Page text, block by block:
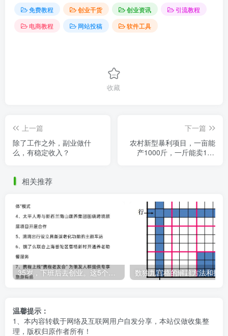
免费教程 创业干货 创业资讯
引流教程
电商教程
网站投稿 软件工具
收藏
上一篇
除了工作之外，副业做什
么，有稳定收入？
下一篇
农村新型暴利项目，一亩能
产1000斤，一斤能卖150
相关推荐
35岁，下班后去创业。这5个银发经济的小赛道，真的很适合普通人。
温馨提示：
1、本内容转载于网络及互联网用户自发分享，本站仅做收集整
理，版权归原作者所有！